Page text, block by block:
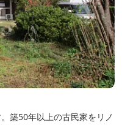
築50年以上の古民家をリノ